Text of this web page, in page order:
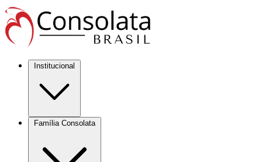
Institucional
Família Consolata